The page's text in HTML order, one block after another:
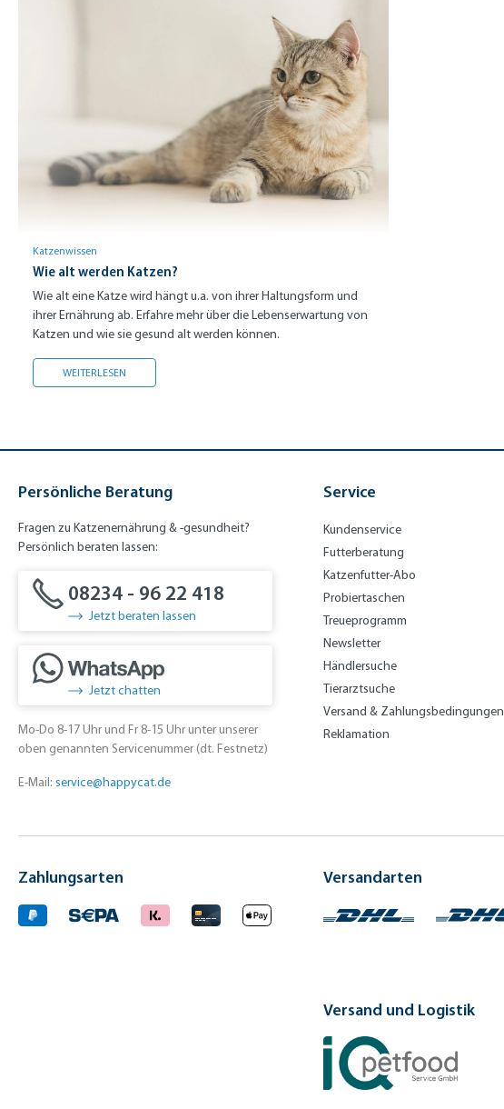
Katzenwissen
Wie alt werden Katzen?
Wie alt eine Katze wird hängt u.a. von ihrer Haltungsform und
ihrer Ernährung ab. Erfahre mehr über die Lebenserwartung von
Katzen und wie sie gesund alt werden können.
WEITERLESEN
Persönliche Beratung
Fragen zu Katzenernährung & -gesundheit?
Persönlich beraten lassen:
08234 - 96 22 418
Jetzt beraten lassen
Jetzt chatten
Mo-Do 8-17 Uhr und Fr 8-15 Uhr unter unserer
oben genannten Servicenummer (dt. Festnetz)
E-Mail: service@happycat.de
Service
Kundenservice
Futterberatung
Katzenfutter-Abo
Probiertaschen
Treueprogramm
Newsletter
Händlersuche
Tierarztsuche
Versand & Zahlungsbedingungen
Reklamation
Zahlungsarten Versandarten
Versand und Logistik